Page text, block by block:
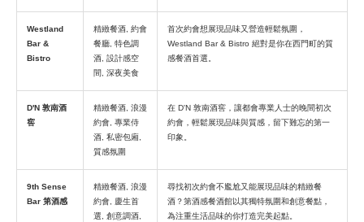
Westland
Bar &
Bistro
精緻餐酒, 約會
餐廳, 特色調
酒, 設計感空
間, 深夜美食
首次約會想展現品味又營造輕鬆氛圍，
Westland Bar & Bistro 絕對是你在西門町的質
感餐酒首選。
D'N 敦南酒
窖
精緻餐酒, 浪漫
約會, 專業侍
酒, 私密包廂,
質感氛圍
在 D'N 敦南酒窖，讓都會專業人士的晚間初次
約會，輕鬆展現品味與質感，留下難忘的第一
印象。
9th Sense
Bar 第酒感
精緻餐酒, 浪漫
約會, 慶生首
選, 創意調酒,
尋找初次約會不尷尬又能展現品味的精緻餐
酒？第酒感餐酒館以其獨特氛圍和創意餐點，
為注重生活品味的你打造完美起點。